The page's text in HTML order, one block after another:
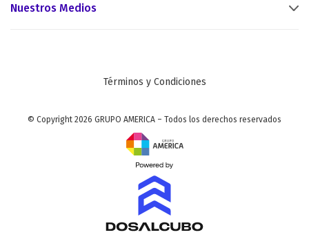
Nuestros Medios
Términos y Condiciones
© Copyright 2026 GRUPO AMERICA – Todos los derechos reservados